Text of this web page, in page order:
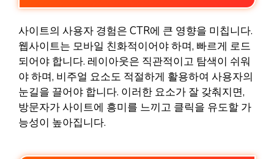
사이트의 사용자 경험은 CTR에 큰 영향을 미칩니다.
웹사이트는 모바일 친화적이어야 하며, 빠르게 로드
되어야 합니다. 레이아웃은 직관적이고 탐색이 쉬워
야 하며, 비주얼 요소도 적절하게 활용하여 사용자의
눈길을 끌어야 합니다. 이러한 요소가 잘 갖춰지면,
방문자가 사이트에 흥미를 느끼고 클릭을 유도할 가
능성이 높아집니다.